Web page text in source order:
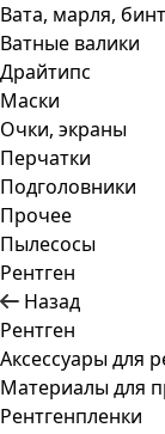
Вата, марля,
Ватные валики
Драйтипс
Маски
Очки, экраны
Перчатки
Подголовники
Прочее
Пылесосы
Рентген
Назад
Рентген
Аксессуары для
Материалы для
Рентгенпленки